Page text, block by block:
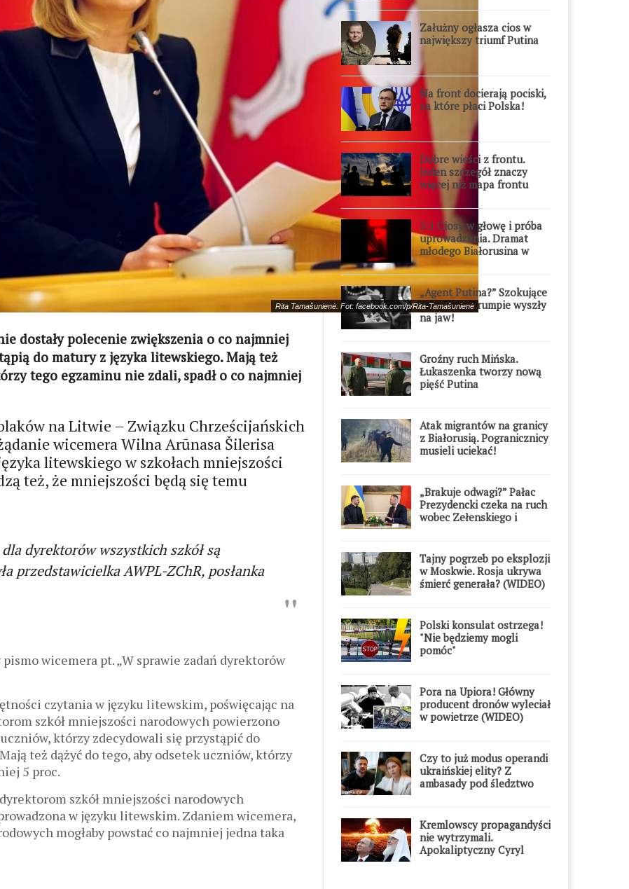
Rita Tamašunienė. Fot: facebook.com/p/Rita-Tamašunienė
dostały polecenie zwiększenia o co najmniej
do matury z języka litewskiego. Mają też
tego egzaminu nie zdali, spadł o co najmniej
na Litwie – Związku Chrześcijańskich
wicemera Wilna Arūnasa Šilerisa
litewskiego w szkołach mniejszości
też, że mniejszości będą się temu
dyrektorów wszystkich szkół są
przedstawicielka AWPL-ZChR, posłanka
wicemera pt. „W sprawie zadań dyrektorów
czytania w języku litewskim, poświęcając na
szkół mniejszości narodowych powierzono
którzy zdecydowali się przystąpić do
też dążyć do tego, aby odsetek uczniów, którzy
5 proc.
szkół mniejszości narodowych
w języku litewskim. Zdaniem wicemera,
mogłaby powstać co najmniej jedna taka
Załużny ogłasza cios w
największy triumf Putina
Na front docierają pociski,
za które płaci Polska!
Dobre wieści z frontu.
Jeden szczegół znaczy
więcej niż mapa frontu
5:1 Ciosy w głowę i próba
uprowadzenia. Dramat
młodego Białorusina w
Warszawie
„Agent Putina?” Szokujące
akta FBI o Trumpie wyszły
na jaw!
Groźny ruch Mińska.
Łukaszenka tworzy nową
pięść Putina
Atak migrantów na granicy
z Białorusią. Pogranicznicy
musieli uciekać!
„Brakuje odwagi?” Pałac
Prezydencki czeka na ruch
wobec Zełenskiego i
Tajny pogrzeb po eksplozji
w Moskwie. Rosja ukrywa
śmierć generała? (WIDEO)
Polski konsulat ostrzega!
"Nie będziemy mogli
pomóc"
Pora na Upiora! Główny
producent dronów wyleciał
w powietrze (WIDEO)
Czy to już modus operandi
ukraińskiej elity? Z
ambasady pod śledztwo
Kremlowscy propagandyści
nie wytrzymali.
Apokaliptyczny Cyryl